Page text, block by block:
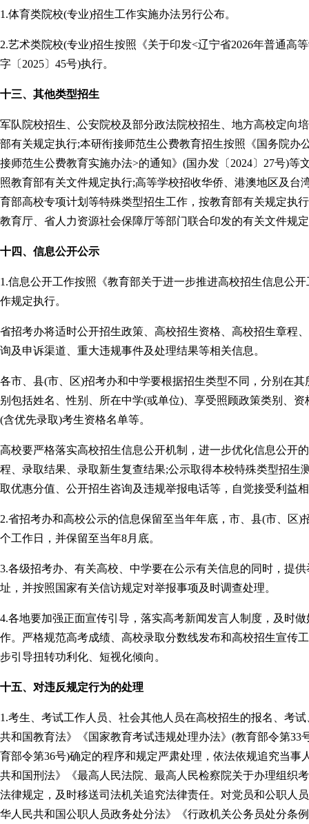
1.体育类院校(专业)招生工作实施办法另行公布。
2.艺术类院校(专业)招生按照《关于印发<辽宁省2026年普通高
字〔2025〕45号)执行。
十三、其他类型招生
军队院校招生、公安院校及部分政法院校招生、地方高校定向
部有关规定执行;本研衔接师范生公费教育招生按照《国务院
接师范生公费教育实施办法>的通知》(国办发〔2024〕27号)
照教育部有关文件规定执行;高等学校招收华侨、港澳地区及
育部高校专项计划等特殊类型招生工作，按教育部有关规定执
教育厅、省人力资源社会保障厅等部门联合印发的有关文件规
十四、信息公开公示
1.信息公开工作按照《教育部关于进一步推进高校招生信息公
作规定执行。
省招考办将适时公开招生政策、高校招生资格、高校招生章程
询及申诉渠道、重大违规事件及处理结果等相关信息。
各市、县(市、区)招考办和中学要根据招生类型不同，分别在
别包括姓名、性别、所在中学(或单位)、享受照顾政策类别、
(含优先录取)考生资格名单等。
高校要严格落实高校招生信息公开机制，进一步优化信息公开
程、录取结果、录取新生复查结果;公示取得本校特殊类型招
取优惠分值、公开招生咨询及违规举报电话等，自觉接受利益
2.省招考办和高校公示的信息保留至当年年底，市、县(市、区
个工作日，并保留至当年8月底。
3.各级招考办、有关高校、中学要在公示有关信息的同时，提
址，并按照国家有关信访规定对举报事项及时调查处理。
4.各地要加强正面宣传引导，落实高考新闻发言人制度，及时
作。严格规范高考成绩、高校录取分数线发布和高校招生宣传
步引导扭转功利化、短视化倾向。
十五、对违反规定行为的处理
1.考生、考试工作人员、社会其他人员在高校招生的报名、考
共和国教育法》《国家教育考试违规处理办法》(教育部令第
育部令第36号)确定的程序和规定严肃处理，依法依规追究当
共和国刑法》《最高人民法院、最高人民检察院关于办理组织
法律规定，及时移送司法机关追究法律责任。对党员和公职人
华人民共和国公职人员政务处分法》《行政机关公务员处分条